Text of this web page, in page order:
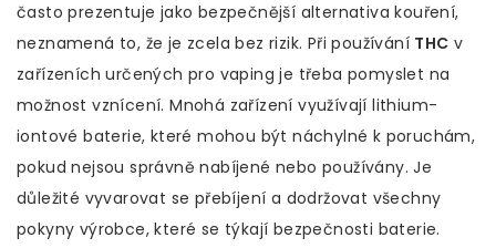
často prezentuje jako bezpečnější alternativa kouření,
neznamená to, že je zcela bez rizik. Při používání THC v
zařízeních určených pro vaping je třeba pomyslet na
možnost vznícení. Mnohá zařízení využívají lithium-
iontové baterie, které mohou být náchylné k poruchám,
pokud nejsou správně nabíjené nebo používány. Je
důležité vyvarovat se přebíjení a dodržovat všechny
pokyny výrobce, které se týkají bezpečnosti baterie.